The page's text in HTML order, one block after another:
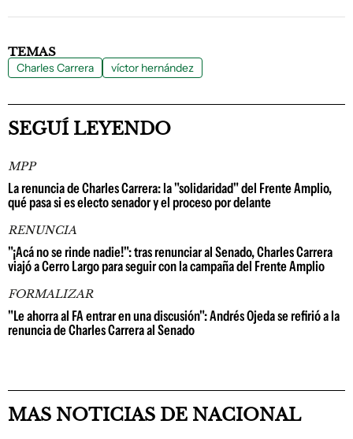
TEMAS
Charles Carrera víctor hernández
SEGUÍ LEYENDO
MPP
La renuncia de Charles Carrera: la "solidaridad" del Frente Amplio,
qué pasa si es electo senador y el proceso por delante
RENUNCIA
"¡Acá no se rinde nadie!": tras renunciar al Senado, Charles Carrera
viajó a Cerro Largo para seguir con la campaña del Frente Amplio
FORMALIZAR
"Le ahorra al FA entrar en una discusión": Andrés Ojeda se refirió a la
renuncia de Charles Carrera al Senado
MAS NOTICIAS DE NACIONAL